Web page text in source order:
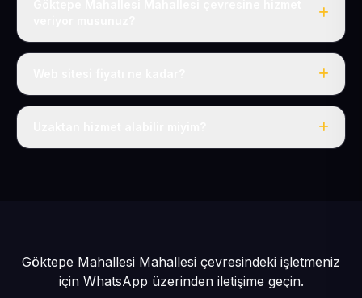
Evet, Göktepe Mahallesi dahil tüm Tomarza ve
Tek fiyat: yılda 50 USD + KDV, her şey dahil.
Göktepe Mahallesi Mahallesi çevresindeki işletmeniz
için WhatsApp üzerinden iletişime geçin.